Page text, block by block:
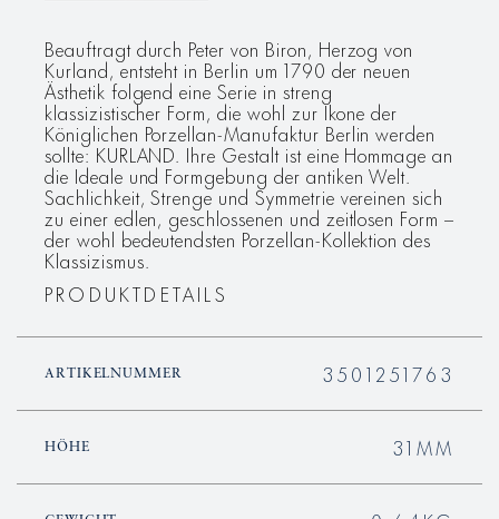
Beauftragt durch Peter von Biron, Herzog von
Kurland, entsteht in Berlin um 1790 der neuen
Ästhetik folgend eine Serie in streng
klassizistischer Form, die wohl zur Ikone der
Königlichen Porzellan-Manufaktur Berlin werden
sollte: KURLAND. Ihre Gestalt ist eine Hommage an
die Ideale und Formgebung der antiken Welt.
Sachlichkeit, Strenge und Symmetrie vereinen sich
zu einer edlen, geschlossenen und zeitlosen Form –
der wohl bedeutendsten Porzellan-Kollektion des
Klassizismus.
PRODUKTDETAILS
ARTIKELNUMMER 3501251763
HÖHE 31MM